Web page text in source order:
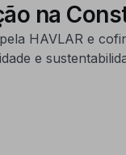
na
HAVLAR e
e